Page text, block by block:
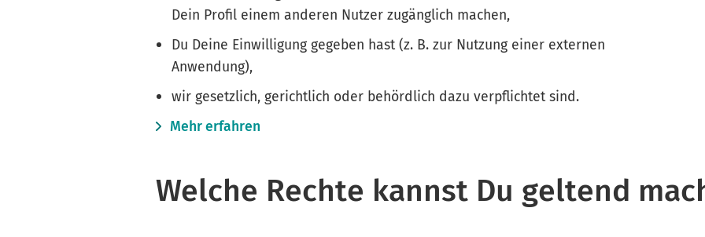
Dein Profil einem anderen Nutzer zugänglich machen,
Du Deine Einwilligung gegeben hast (z. B. zur Nutzung einer externen
Anwendung),
wir gesetzlich, gerichtlich oder behördlich dazu verpflichtet sind.
Mehr erfahren
Welche Rechte kannst Du geltend